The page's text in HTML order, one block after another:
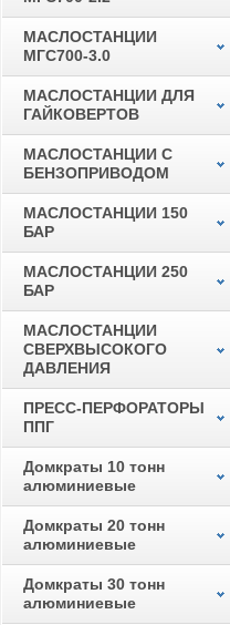
МАСЛОСТАНЦИИ
МГС700-3.0
МАСЛОСТАНЦИИ ДЛЯ
ГАЙКОВЕРТОВ
МАСЛОСТАНЦИИ С
БЕНЗОПРИВОДОМ
МАСЛОСТАНЦИИ 150
БАР
МАСЛОСТАНЦИИ 250
БАР
МАСЛОСТАНЦИИ
СВЕРХВЫСОКОГО
ДАВЛЕНИЯ
ПРЕСС-ПЕРФОРАТОРЫ
ППГ
Домкраты 10 тонн
алюминиевые
Домкраты 20 тонн
алюминиевые
Домкраты 30 тонн
алюминиевые